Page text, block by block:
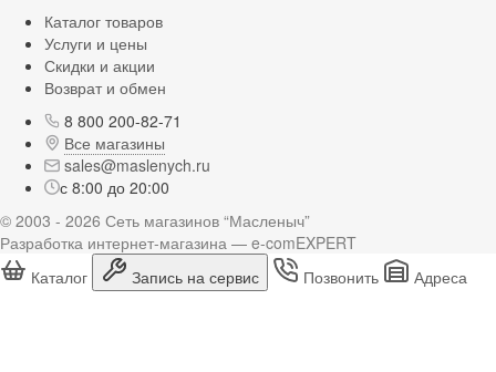
Каталог товаров
Услуги и цены
Скидки и акции
Возврат и обмен
8 800 200-82-71
Все магазины
sales@maslenych.ru
с 8:00 до 20:00
© 2003 - 2026 Сеть магазинов “Масленыч”
Разработка интернет-магазина — e-comEXPERT
Каталог
Запись на сервис Позвонить Адреса